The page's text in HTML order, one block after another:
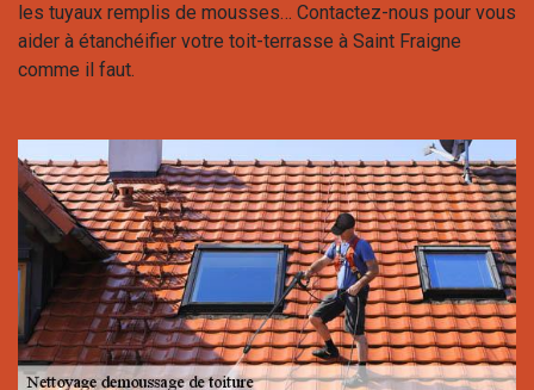
les tuyaux remplis de mousses… Contactez-nous pour vous
aider à étanchéifier votre toit-terrasse à Saint Fraigne
comme il faut.